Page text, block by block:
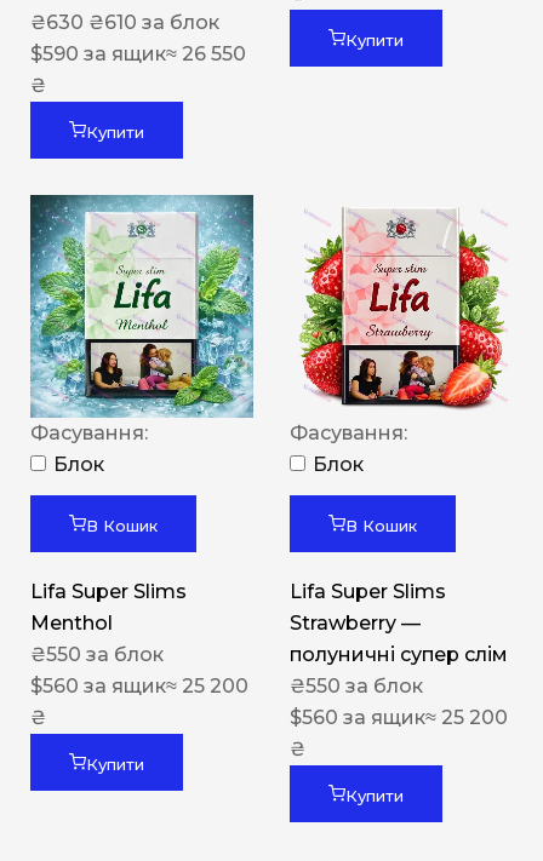
₴630 ₴610 за блок
$590 за ящик≈ 26 550
₴
Купити
Купити
Фасування:
Блок
В Кошик
Lifa Super Slims
Menthol
₴550 за блок
$560 за ящик≈ 25 200
₴
Купити
Фасування:
Блок
В Кошик
Lifa Super Slims
Strawberry —
полуничні супер слім
₴550 за блок
$560 за ящик≈ 25 200
₴
Купити